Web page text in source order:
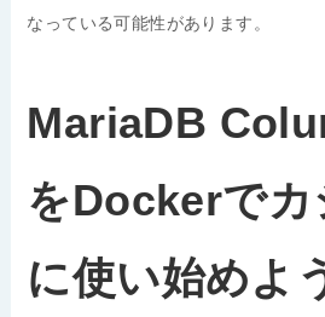
なっている可能性があります。
MariaDB
をDockerでカ
に使い始めよ